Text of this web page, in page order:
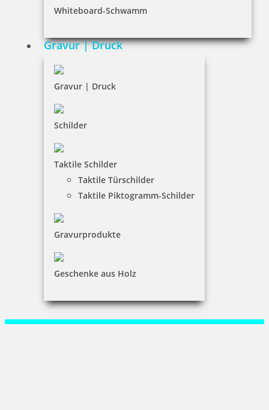
Whiteboard-Schwamm
Gravur | Druck
Gravur | Druck
Schilder
Taktile Schilder
Taktile Türschilder
Taktile Piktogramm-Schilder
Gravurprodukte
Geschenke aus Holz
Widerruf
Barrierefreiheit
Vertrag widerrufen
Mein Konto
KONTAKT
Spezialists Service Agentur
René Jaeger
+49 (0) 3583 77 45 19